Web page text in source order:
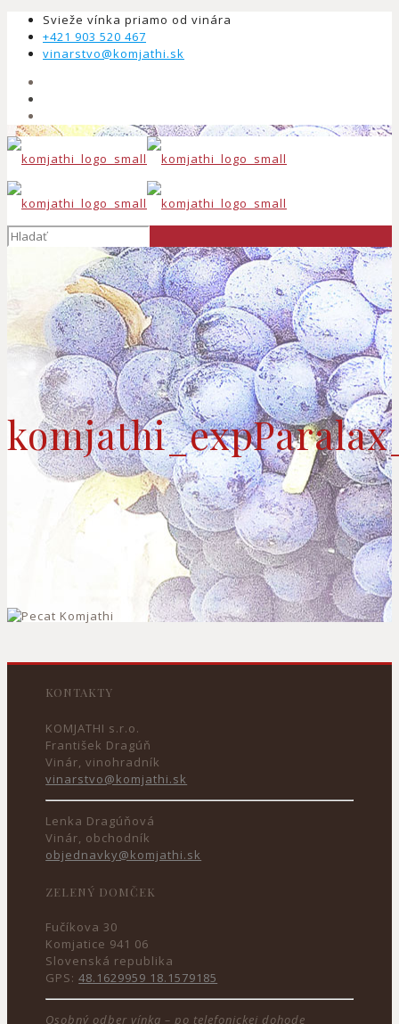
Svieže vínka priamo od vinára
+421 903 520 467
vinarstvo@komjathi.sk
KONTAKTY
KOMJATHI s.r.o.
František Dragúň
Vinár, vinohradník
vinarstvo@komjathi.sk
Lenka Dragúňová
Vinár, obchodník
objednavky@komjathi.sk
ZELENÝ DOMČEK
Fučíkova 30
Komjatice 941 06
Slovenská republika
GPS:48.1629959 18.1579185
Osobný odber vínka – po telefonickej dohode